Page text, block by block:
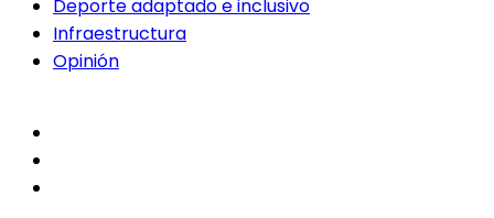
Deporte adaptado e inclusivo
Infraestructura
Opinión